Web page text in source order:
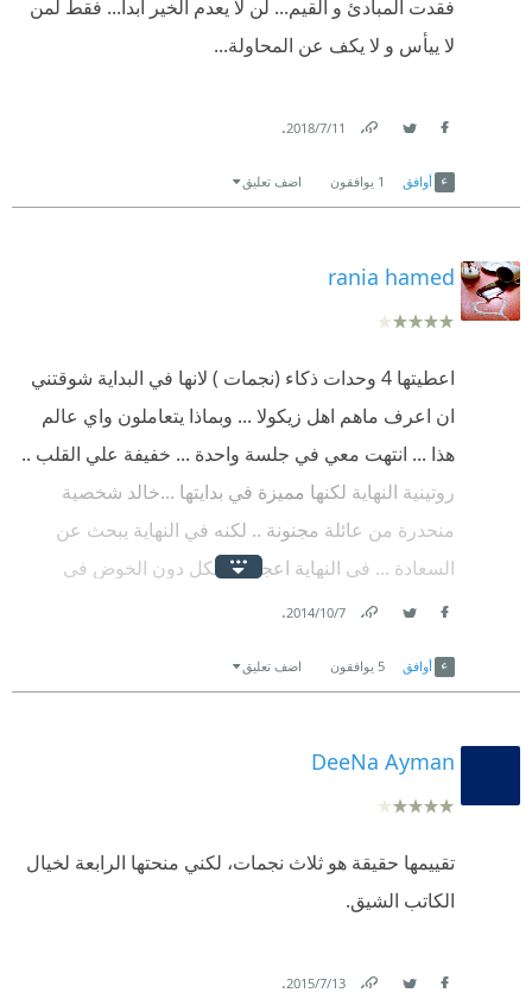
اخرى وتحسب خائنة زيكولا ويتمكن خالد من الفرار بعد
فقدت المبادئ و القيم... لن لا يعدم الخير أبدا... فقط لمن
لا ييأس و لا يكف عن المحاولة...
11‏/7‏/2018
.
أوافق 1 يوافقون اضف تعليق
rania hamed
اعطيتها 4 وحدات ذكاء (نجمات ) لانها في البداية شوقتني
ان اعرف ماهم اهل زيكولا ... وبماذا يتعاملون واي عالم
هذا ... انتهت معي في جلسة واحدة ... خفيفة علي القلب ..
روتينية النهاية لكنها مميزة في بدايتها ...خالد شخصية
منحدرة من عائلة مجنونة .. لكنه في النهاية يبحث عن
السعادة ... في النهاية اعجبتني ككل دون الخوض في
تفاصيل اللغة والاسلوب الادبي
7‏/10‏/2014
.
أوافق 5 يوافقون اضف تعليق
DeeNa Ayman
تقييمها حقيقة هو ثلاث نجمات، لكني منحتها الرابعة لخيال
الكاتب الشيق.
13‏/7‏/2015
.